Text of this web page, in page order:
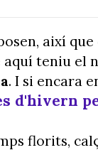
així
teniu el
. I si encara
d'hivern
florits,